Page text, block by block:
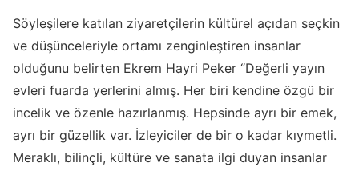
Söyleşilere katılan ziyaretçilerin kültürel açıdan seçkin
ve düşünceleriyle ortamı zenginleştiren insanlar
olduğunu belirten Ekrem Hayri Peker “Değerli yayın
evleri fuarda yerlerini almış. Her biri kendine özgü bir
incelik ve özenle hazırlanmış. Hepsinde ayrı bir emek,
ayrı bir güzellik var. İzleyiciler de bir o kadar kıymetli.
Meraklı, bilinçli, kültüre ve sanata ilgi duyan insanlar